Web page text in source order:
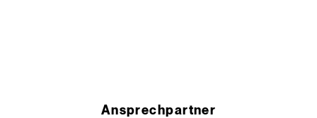
Ansprechpartner